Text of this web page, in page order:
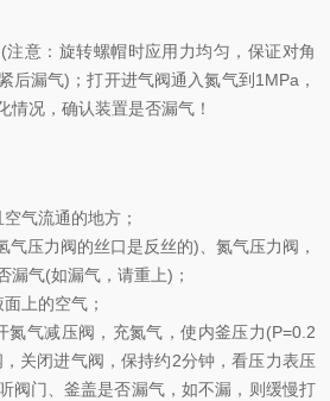
意：旋转螺帽时应用力均匀，保证对角
后漏气)；打开进气阀通入氮气到1MPa，
情况，确认装置是否漏气！
气流通的地方；
气压力阀的丝口是反丝的)、氮气压力阀，
漏气(如漏气，请重上)；
上的空气；
氮气减压阀，充氮气，使内釜压力(P=0.2
关闭进气阀，保持约2分钟，看压力表压
阀门、釜盖是否漏气，如不漏，则缓慢打